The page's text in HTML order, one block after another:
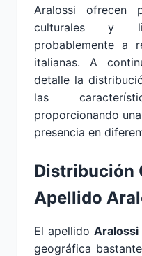
Aralossi ofrecen
culturales y
probablemente a
italianas. A
detalle la
las
proporcionando
presencia en
Distribución
Apellido
El apellido Aralossi
geográfica